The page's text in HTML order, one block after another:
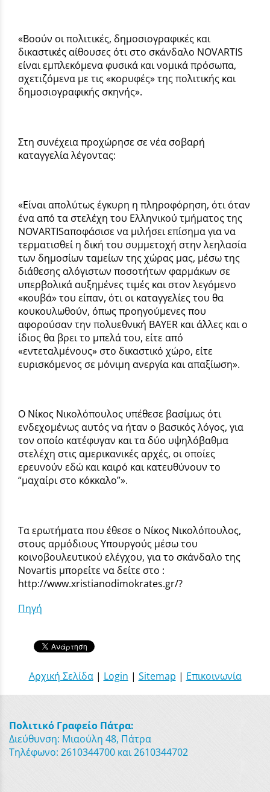
«Βοούν οι πολιτικές, δημοσιογραφικές και
δικαστικές αίθουσες ότι στο σκάνδαλο NOVARTIS
είναι εμπλεκόμενα φυσικά και νομικά πρόσωπα,
σχετιζόμενα με τις «κορυφές» της πολιτικής και
δημοσιογραφικής σκηνής».
Στη συνέχεια προχώρησε σε νέα σοβαρή
καταγγελία λέγοντας:
«Είναι απολύτως έγκυρη η πληροφόρηση, ότι όταν
ένα από τα στελέχη του Ελληνικού τμήματος της
NOVARTISαποφάσισε να μιλήσει επίσημα για να
τερματισθεί η δική του συμμετοχή στην λεηλασία
των δημοσίων ταμείων της χώρας μας, μέσω της
διάθεσης αλόγιστων ποσοτήτων φαρμάκων σε
υπερβολικά αυξημένες τιμές και στον λεγόμενο
«κουβά» του είπαν, ότι οι καταγγελίες του θα
κουκουλωθούν, όπως προηγούμενες που
αφορούσαν την πολυεθνική BAYER και άλλες και ο
ίδιος θα βρει το μπελά του, είτε από
«εντεταλμένους» στο δικαστικό χώρο, είτε
ευρισκόμενος σε μόνιμη ανεργία και απαξίωση».
Ο Νίκος Νικολόπουλος υπέθεσε βασίμως ότι
ενδεχομένως αυτός να ήταν ο βασικός λόγος, για
τον οποίο κατέφυγαν και τα δύο υψηλόβαθμα
στελέχη στις αμερικανικές αρχές, οι οποίες
ερευνούν εδώ και καιρό και κατευθύνουν το
“μαχαίρι στο κόκκαλο”».
Τα ερωτήματα που έθεσε ο Νίκος Νικολόπουλος,
στους αρμόδιους Υπουργούς μέσω του
κοινοβουλευτικού ελέγχου, για το σκάνδαλο της
Novartis μπορείτε να δείτε στο :
http://www.xristianodimokrates.gr/?
Πηγή
Αρχική Σελίδα| Login | Sitemap | Επικοινωνία
Πολιτικό Γραφείο Πάτρα:
Διεύθυνση: Μιαούλη 48, Πάτρα
Τηλέφωνο: 2610344700 και 2610344702